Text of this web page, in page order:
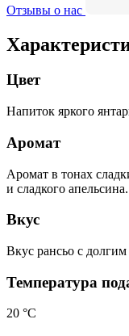
Отзывы о нас
Цвет
Напиток яркого
Аромат
Аромат в тонах
и сладкого апельсина.
Вкус
Вкус рансьо с
Температура
20 °С